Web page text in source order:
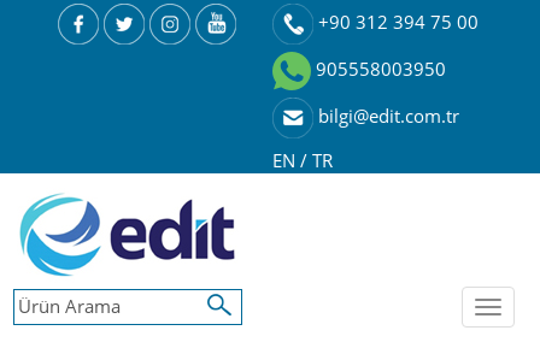
+90 312 394 75 00
905558003950
bilgi@edit.com.tr
EN / TR
Toggle